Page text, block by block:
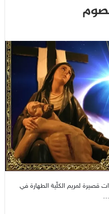
نحو ابنك يسوع 10 صلوات قصيرة لمريم الكلّية الطهارة في